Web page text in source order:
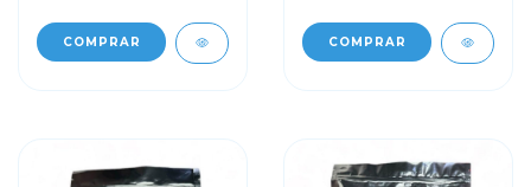
COMPRAR COMPRAR